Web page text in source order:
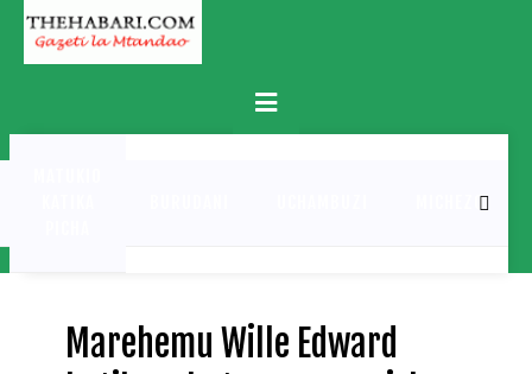
Skip
content
Primary
Menu
MICHEZO
Marehemu Wille Edward